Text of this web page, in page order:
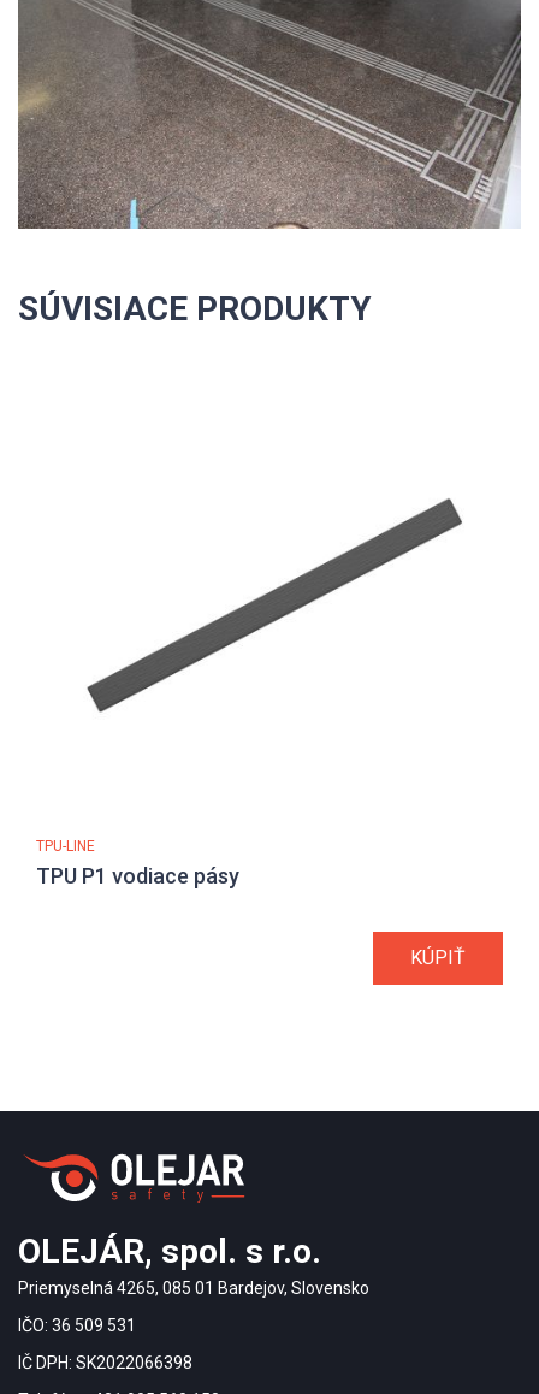
SÚVISIACE PRODUKTY
TPU-LINE
TPU P1 vodiace pásy
KÚPIŤ
OLEJÁR, spol. s r.o.
Priemyselná 4265, 085 01 Bardejov, Slovensko
IČO: 36 509 531
IČ DPH: SK2022066398